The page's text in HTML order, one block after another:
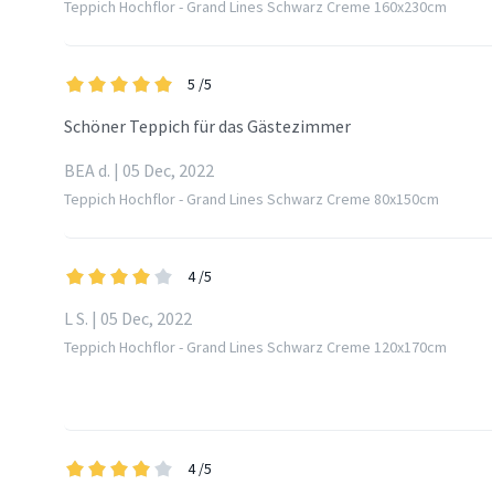
Teppich Hochflor - Grand Lines Schwarz Creme 160x230cm
5 /5
Schöner Teppich für das Gästezimmer
BEA d. | 05 Dec, 2022
Teppich Hochflor - Grand Lines Schwarz Creme 80x150cm
4 /5
L S. | 05 Dec, 2022
Teppich Hochflor - Grand Lines Schwarz Creme 120x170cm
4 /5